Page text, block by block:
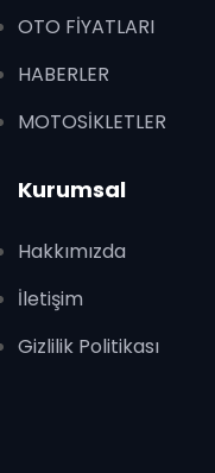
OTO FİYATLARI
HABERLER
MOTOSİKLETLER
Kurumsal
Hakkımızda
İletişim
Gizlilik Politikası